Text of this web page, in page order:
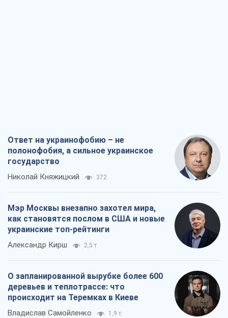
Ответ на украинофобию – не
полонофобия, а сильное украинское
государство
Николай Княжицкий 372
Мэр Москвы внезапно захотел мира,
как становятся послом в США и новые
украинские топ-рейтинги
Александр Кирш 2,5 т.
О запланированной вырубке более 600
деревьев и теплотрассе: что
происходит на Теремках в Киеве
Владислав Самойленко 1,9 т.